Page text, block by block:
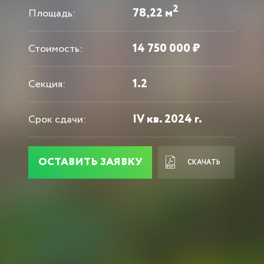
Площадь: 78,22 м2
Стоимость: 14 750 000 ₽
Секция: 1.2
Срок сдачи: IV кв. 2024 г.
ОСТАВИТЬ ЗАЯВКУ СКАЧАТЬ